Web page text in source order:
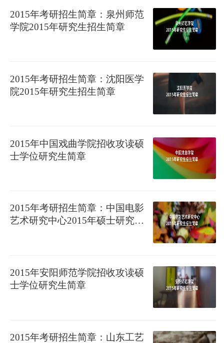
2015年考研招生简章：泉州师范
学院2015年研究生招生简章
2015年考研招生简章：沈阳医学
院2015年研究生招生简章
2015年中国戏曲学院招收攻读硕
士学位研究生简章
2015年考研招生简章：中国电影
艺术研究中心2015年硕士研究生
2015年安阳师范学院招收攻读硕
士学位研究生简章
2015年考研招生简章：山东工艺